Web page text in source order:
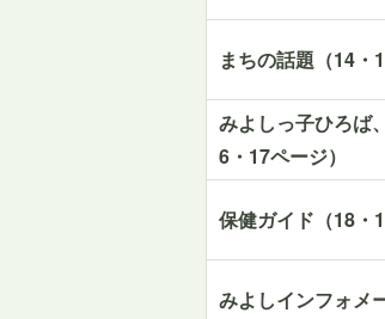
まちの話題（14・
みよしっ子ひろば
6・17ページ）
保健ガイド（18・
みよしインフォメ